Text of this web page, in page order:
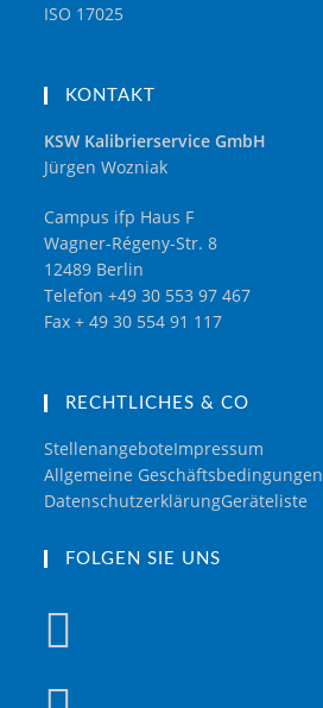
ISO 17025
KONTAKT
KSW Kalibrierservice GmbH
Jürgen Wozniak
Campus ifp Haus F
Wagner-Régeny-Str. 8
12489 Berlin
Telefon +49 30 553 97 467
Fax + 49 30 554 91 117
RECHTLICHES & CO
StellenangeboteImpressum
Allgemeine Geschäftsbedingungen
DatenschutzerklärungGeräteliste
FOLGEN SIE UNS